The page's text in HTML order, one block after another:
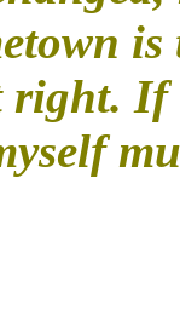
right.